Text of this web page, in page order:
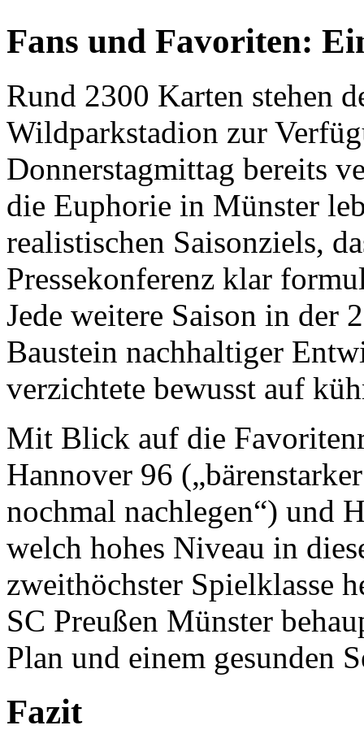
Fans und Favoriten:
Rund 2300 Karten stehen
Wildparkstadion zur
Donnerstagmittag bereits
die Euphorie in Münster
realistischen Saisonziels,
Pressekonferenz klar
Jede weitere Saison in der
Baustein nachhaltiger
verzichtete bewusst auf
Mit Blick auf die
Hannover 96
nochmal nachlegen“) und
welch hohes Niveau in
zweithöchster Spielklasse
SC Preußen Münster
Plan und einem gesunden
Fazit